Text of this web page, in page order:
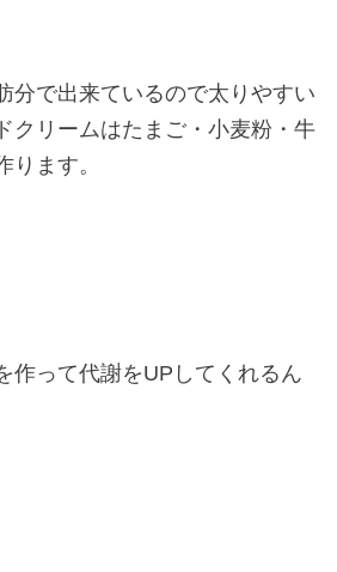
分で出来ているので太りやすい
クリームはたまご・小麦粉・牛
ります。
作って代謝をUPしてくれるん